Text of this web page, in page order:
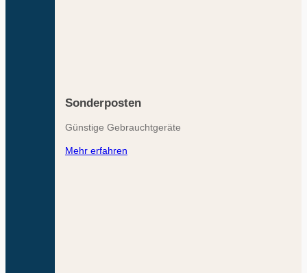
Sonderposten
Günstige Gebrauchtgeräte
Mehr erfahren